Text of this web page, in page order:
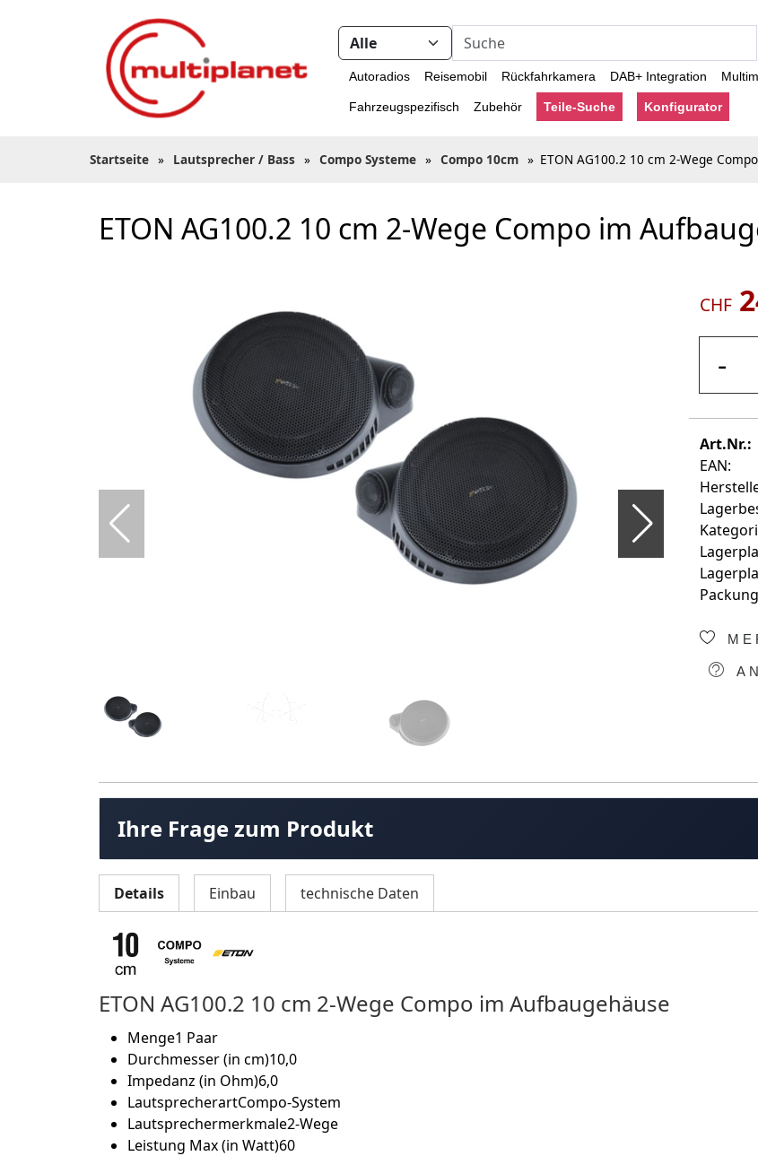
Autoradios Reisemobil Rückfahrkamera DAB+ Integration
Fahrzeugspezifisch Zubehör Teile-Suche Konfigurator
Startseite » Lautsprecher / Bass » Compo Systeme » Compo 10cm » ETON AG100.2 10 cm 2-Wege
ETON AG100.2 10 cm 2-Wege Compo im
CHF
-
Art.Nr.:
EAN:
Ihre Frage zum Produkt
Details Einbau technische Daten
ETON AG100.2 10 cm 2-Wege Compo im Aufbaugehäuse
Menge1 Paar
Durchmesser (in cm)10,0
Impedanz (in Ohm)6,0
LautsprecherartCompo-System
Lautsprechermerkmale2-Wege
Leistung Max (in Watt)60